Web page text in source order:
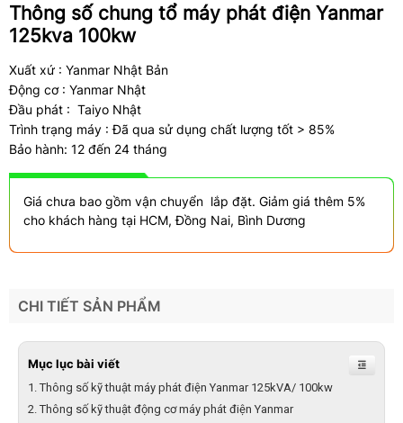
Thông số chung tổ máy phát điện Yanmar
125kva 100kw
Xuất xứ : Yanmar Nhật Bản
Động cơ : Yanmar Nhật
Đầu phát : Taiyo Nhật
Trình trạng máy : Đã qua sử dụng chất lượng tốt > 85%
Bảo hành: 12 đến 24 tháng
Giá chưa bao gồm vận chuyển lắp đặt. Giảm giá thêm 5%
cho khách hàng tại HCM, Đồng Nai, Bình Dương
CHI TIẾT SẢN PHẨM
Mục lục bài viết
Thông số kỹ thuật máy phát điện Yanmar 125kVA/ 100kw
Thông số kỹ thuật động cơ máy phát điện Yanmar